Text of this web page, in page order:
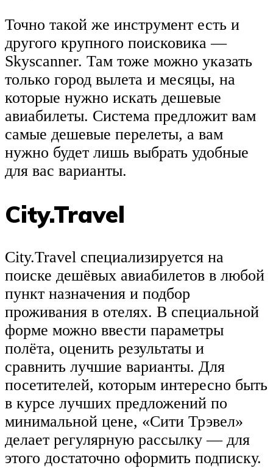
Точно такой же инструмент есть и
другого крупного поисковика —
Skyscanner. Там тоже можно указать
только город вылета и месяцы, на
которые нужно искать дешевые
авиабилеты. Система предложит вам
самые дешевые перелеты, а вам
нужно будет лишь выбрать удобные
для вас варианты.
City.Travel
City.Travel специализируется на
поиске дешёвых авиабилетов в любой
пункт назначения и подбор
проживания в отелях. В специальной
форме можно ввести параметры
полёта, оценить результаты и
сравнить лучшие варианты. Для
посетителей, которым интересно быть
в курсе лучших предложений по
минимальной цене, «Сити Трэвел»
делает регулярную рассылку — для
этого достаточно оформить подписку.